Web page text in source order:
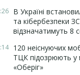
В Україні
та кібербезпеки
відзначатимуть 8
120 неіснуючих
ТЦК підозрюють у
«Оберіг»